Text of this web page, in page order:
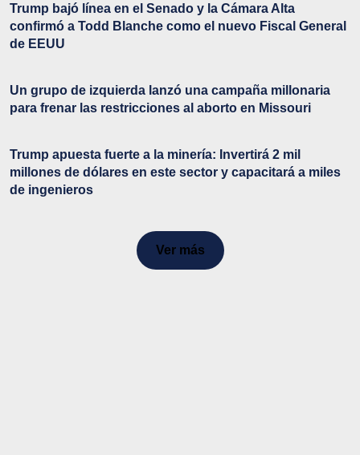
Trump bajó línea en el Senado y la Cámara Alta
confirmó a Todd Blanche como el nuevo Fiscal General
de EEUU
Un grupo de izquierda lanzó una campaña millonaria
para frenar las restricciones al aborto en Missouri
Trump apuesta fuerte a la minería: Invertirá 2 mil
millones de dólares en este sector y capacitará a miles
de ingenieros
Ver más